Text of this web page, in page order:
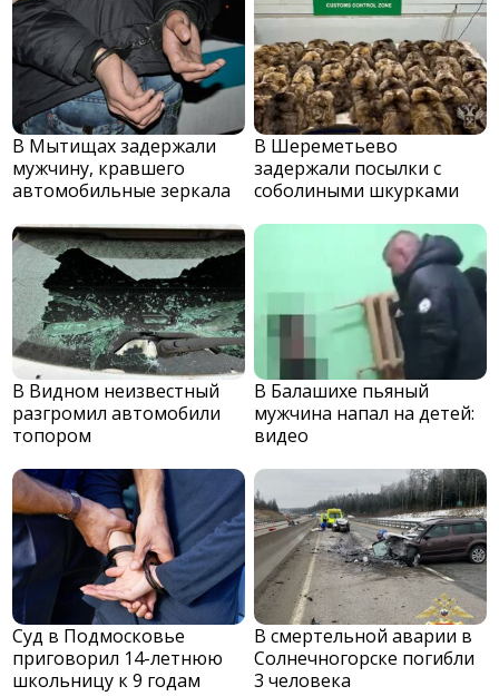
В Мытищах задержали
мужчину, кравшего
автомобильные зеркала
В Шереметьево
задержали посылки с
соболиными шкурками
В Видном неизвестный
разгромил автомобили
топором
В Балашихе пьяный
мужчина напал на детей:
видео
Суд в Подмосковье
приговорил 14-летнюю
школьницу к 9 годам
В смертельной аварии в
Солнечногорске погибли
3 человека